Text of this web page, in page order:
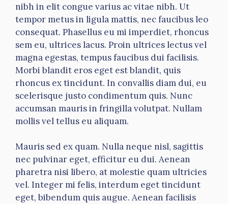
nibh in elit congue varius ac vitae nibh. Ut
tempor metus in ligula mattis, nec faucibus leo
consequat. Phasellus eu mi imperdiet, rhoncus
sem eu, ultrices lacus. Proin ultrices lectus vel
magna egestas, tempus faucibus dui facilisis.
Morbi blandit eros eget est blandit, quis
rhoncus ex tincidunt. In convallis diam dui, eu
scelerisque justo condimentum quis. Nunc
accumsan mauris in fringilla volutpat. Nullam
mollis vel tellus eu aliquam.
Mauris sed ex quam. Nulla neque nisl, sagittis
nec pulvinar eget, efficitur eu dui. Aenean
pharetra nisi libero, at molestie quam ultricies
vel. Integer mi felis, interdum eget tincidunt
eget, bibendum quis augue. Aenean facilisis